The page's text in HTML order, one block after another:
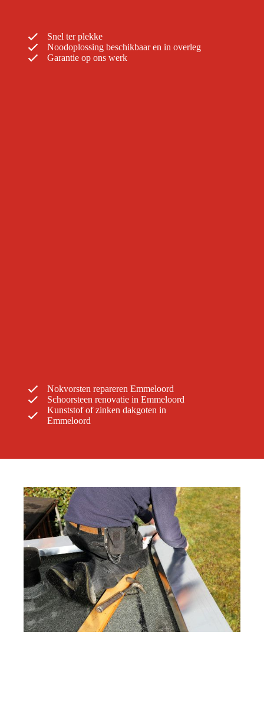
Snel ter plekke
Noodoplossing beschikbaar en in overleg
Garantie op ons werk
Nokvorsten repareren Emmeloord
Schoorsteen renovatie in Emmeloord
Kunststof of zinken dakgoten in
Emmeloord